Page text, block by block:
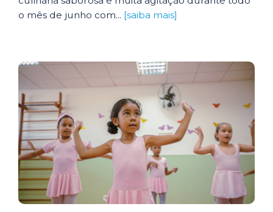
o mês de junho com... [saiba mais]